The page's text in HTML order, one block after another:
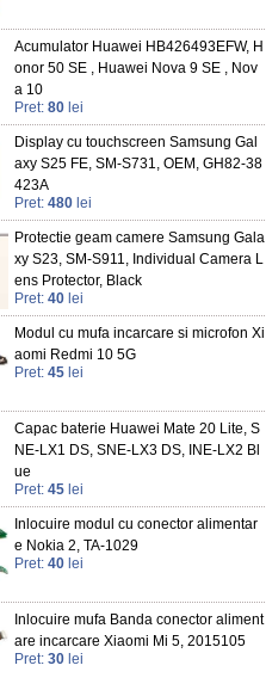
Acumulator Huawei HB426493EFW, H
onor 50 SE , Huawei Nova 9 SE , Nov
a 10
Pret: 80 lei
Display cu touchscreen Samsung Gal
axy S25 FE, SM-S731, OEM, GH82-38
423A
Pret: 480 lei
Protectie geam camere Samsung Gala
xy S23, SM-S911, Individual Camera L
ens Protector, Black
Pret: 40 lei
Modul cu mufa incarcare si microfon Xi
aomi Redmi 10 5G
Pret: 45 lei
Capac baterie Huawei Mate 20 Lite, S
NE-LX1 DS, SNE-LX3 DS, INE-LX2 Bl
ue
Pret: 45 lei
Inlocuire modul cu conector alimentar
e Nokia 2, TA-1029
Pret: 40 lei
Inlocuire mufa Banda conector aliment
are incarcare Xiaomi Mi 5, 2015105
Pret: 30 lei